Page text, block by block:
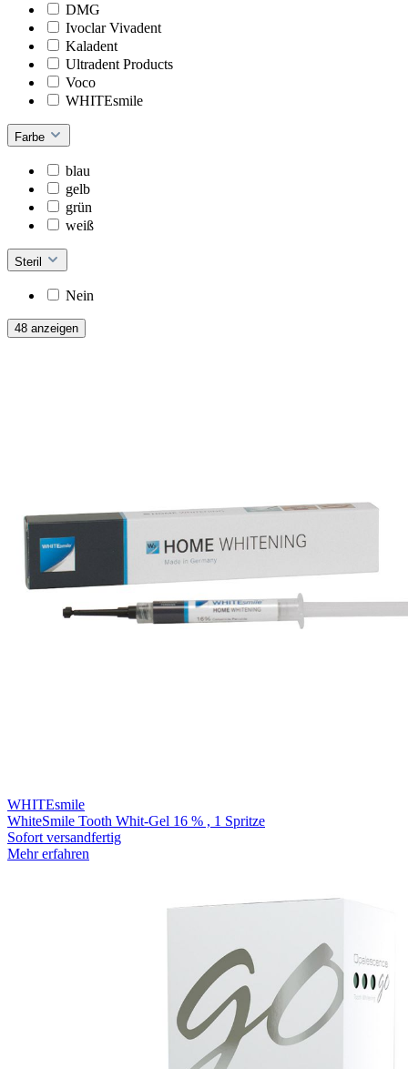
DMG
Ivoclar Vivadent
Kaladent
Ultradent Products
Voco
WHITEsmile
Farbe
blau
gelb
grün
weiß
Steril
Nein
48 anzeigen
WHITEsmile
WhiteSmile Tooth Whit-Gel 16 % , 1 Spritze
Sofort versandfertig
Mehr erfahren